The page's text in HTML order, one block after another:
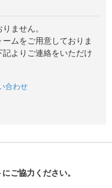
ません。
ムをご用意しておりま
よりご連絡をいただけ
合わせ
ご協力ください。